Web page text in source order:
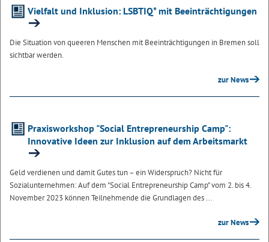
Vielfalt und Inklusion: LSBTIQ* mit Beeinträchtigungen
Die Situation von queeren Menschen mit Beeinträchtigungen in Bremen soll
sichtbar werden.
zur News
Praxisworkshop "Social Entrepreneurship Camp":
Innovative Ideen zur Inklusion auf dem Arbeitsmarkt
Geld verdienen und damit Gutes tun – ein Widerspruch? Nicht für
Sozialunternehmen: Auf dem "Social Entrepreneurship Camp" vom 2. bis 4.
November 2023 können Teilnehmende die Grundlagen des ...
zur News